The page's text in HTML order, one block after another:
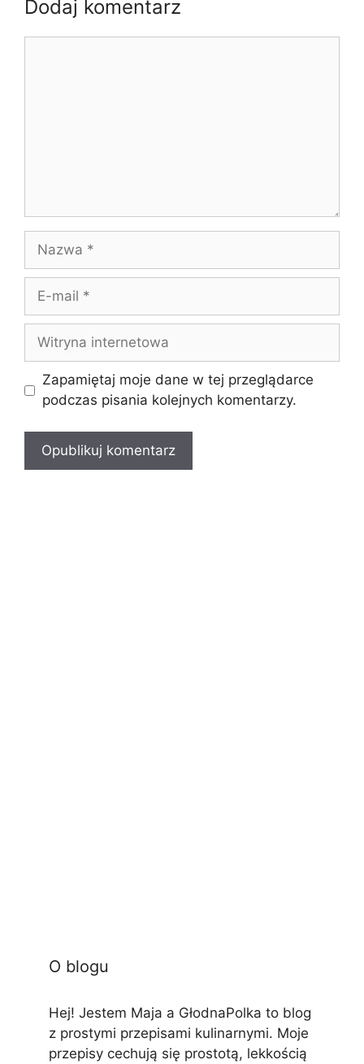
Dodaj komentarz
Nazwa
Witryna
internetowa
Zapamiętaj moje dane w tej przeglądarce
podczas pisania kolejnych komentarzy.
O blogu
Hej! Jestem Maja a GłodnaPolka to blog
z prostymi przepisami kulinarnymi. Moje
przepisy cechują się prostotą, lekkością